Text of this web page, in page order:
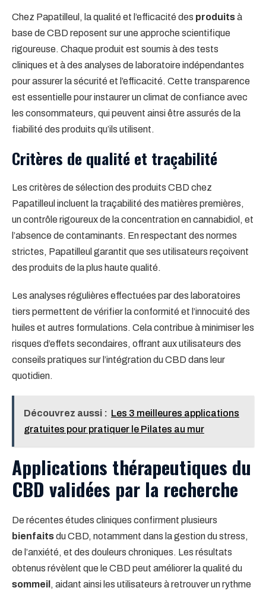
Chez Papatilleul, la qualité et l’efficacité des produitsà
base de CBD reposent sur une approche scientifique
rigoureuse. Chaque produit est soumis à des tests
cliniques et à des analyses de laboratoire indépendantes
pour assurer la sécurité et l’efficacité. Cette transparence
est essentielle pour instaurer un climat de confiance avec
les consommateurs, qui peuvent ainsi être assurés de la
fiabilité des produits qu’ils utilisent.
Critères de qualité et traçabilité
Les critères de sélection des produits CBD chez
Papatilleul incluent la traçabilité des matières premières,
un contrôle rigoureux de la concentration en cannabidiol, et
l’absence de contaminants. En respectant des normes
strictes, Papatilleul garantit que ses utilisateurs reçoivent
des produits de la plus haute qualité.
Les analyses régulières effectuées par des laboratoires
tiers permettent de vérifier la conformité et l’innocuité des
huiles et autres formulations. Cela contribue à minimiser les
risques d’effets secondaires, offrant aux utilisateurs des
conseils pratiques sur l’intégration du CBD dans leur
quotidien.
Découvrez aussi : Les 3 meilleures applications
gratuites pour pratiquer le Pilates au mur
Applications thérapeutiques du
CBD validées par la recherche
De récentes études cliniques confirment plusieurs
bienfaitsdu CBD, notamment dans la gestion du stress,
de l’anxiété, et des douleurs chroniques. Les résultats
obtenus révèlent que le CBD peut améliorer la qualité du
sommeil , aidant ainsi les utilisateurs à retrouver un rythme